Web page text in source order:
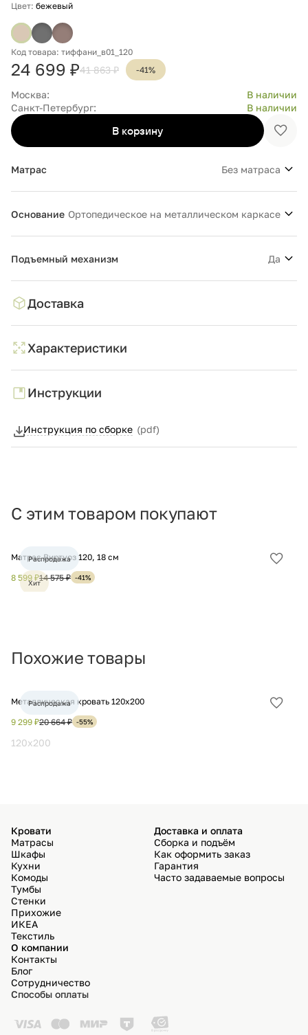
Цвет: бежевый
Код товара: тиффани_в01_120
24 699 ₽41 863 ₽ -41%
Москва:
В наличии
Санкт-Петербург:
В наличии
В корзину
Матрас Без матраса
Основание Ортопедическое на металлическом каркасе
Подъемный механизм Да
Доставка
Характеристики
Инструкции
Инструкция по сборке (pdf)
С этим товаром покупают
Матрас Виртуоз 120, 18 см
8 599 ₽14 575 ₽ -41%
Распродажа
Хит
Похожие товары
Металлическая кровать 120х200
9 299 ₽20 664 ₽ -55%
Распродажа
120x200
Кровати
Матрасы
Шкафы
Кухни
Комоды
Тумбы
Стенки
Прихожие
ИКЕА
Текстиль
Доставка и оплата
Сборка и подъём
Как оформить заказ
Гарантия
Часто задаваемые вопросы
О компании
Контакты
Блог
Сотрудничество
Способы оплаты